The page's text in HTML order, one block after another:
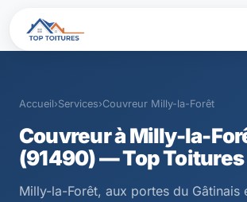
Accueil›Services›Couvreur Milly-la-Forêt
Couvreur à Milly-la-
(91490) — Top Toitures
Milly-la-Forêt, aux portes du Gâtinais